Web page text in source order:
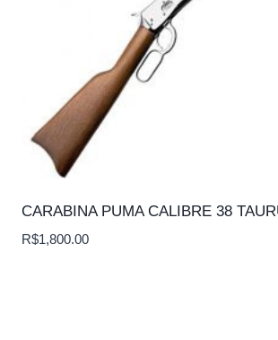
CARABINA PUMA CALIBRE 38
R$1,800.00